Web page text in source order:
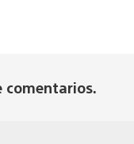
comentarios.